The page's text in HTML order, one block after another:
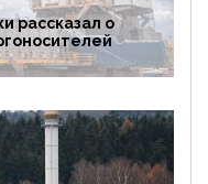
рассказал о